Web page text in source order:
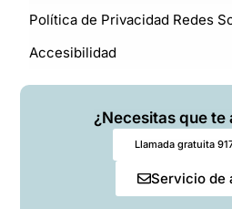
Política de Privacidad Redes
Accesibilidad
¿Necesitas que te
Llamada gratuita
Servicio de